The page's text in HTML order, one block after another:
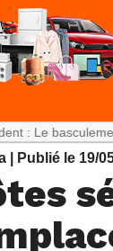
Coulibaly
| Publié le 19/